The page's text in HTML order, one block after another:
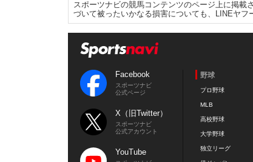
スポーツナビの競馬コンテンツのページ上に掲載
づいて被ったいかなる損害についても、LINEヤフ
Facebook
スポーツナビ
公式ページ
X（旧Twitter）
スポーツナビ
公式アカウント
YouTube
野球
プロ野球
MLB
高校野球
大学野球
独立リーグ